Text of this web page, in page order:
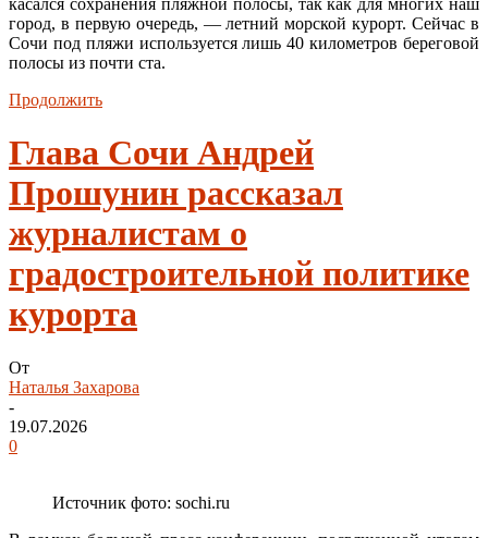
касался сохранения пляжной полосы, так как для многих наш
город, в первую очередь, — летний морской курорт. Сейчас в
Сочи под пляжи используется лишь 40 километров береговой
полосы из почти ста.
Продолжить
Глава Сочи Андрей
Прошунин рассказал
журналистам о
градостроительной политике
курорта
От
Наталья Захарова
-
19.07.2026
0
Источник фото: sochi.ru